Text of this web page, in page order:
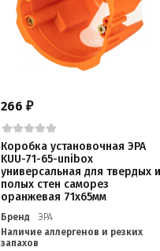
266₽
Коробка установочная ЭРА
KUU-71-65-unibox
универсальная для твердых
полых стен саморез
оранжевая 71х65мм
Бренд
ЭРА
Наличие аллергенов и резких
запахов